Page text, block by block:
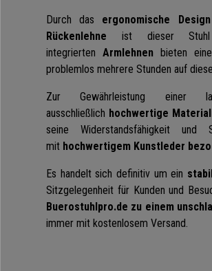
Durch das ergonomische Design
Rückenlehne ist dieser Stuhl
integrierten Armlehnenbieten eine
problemlos mehrere Stunden auf
Zur Gewährleistung einer
ausschließlich hochwertige
seine Widerstandsfähigkeit
mit hochwertigem Kunstleder
Es handelt sich definitiv um ein
Sitzgelegenheit für Kunden und
Buerostuhlpro.de zu einem
immer mit kostenlosem Versand.